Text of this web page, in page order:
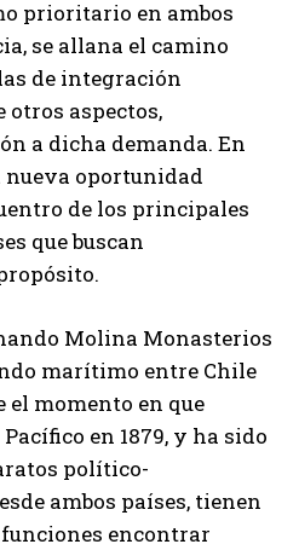
prioritario en ambos
se allana el camino
de integración
otros aspectos,
a dicha demanda. En
nueva oportunidad
de los principales
que buscan
Molina Monasterios
marítimo entre Chile
momento en que
en 1879, y ha sido
político-
ambos países, tienen
encontrar